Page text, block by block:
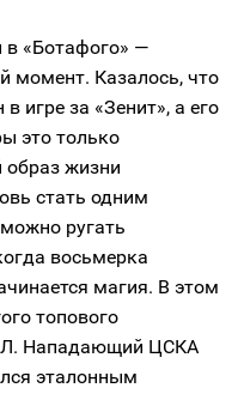
в «Ботафого» —
момент. Казалось, что
игре за «Зенит», а его
это только
образ жизни
стать одним
ругать
восьмерка
магия. В этом
топового
Нападающий ЦСКА
эталонным